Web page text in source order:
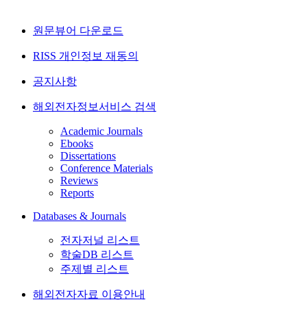
원문뷰어 다운로드
RISS 개인정보 재동의
공지사항
해외전자정보서비스 검색
Academic Journals
Ebooks
Dissertations
Conference Materials
Reviews
Reports
Databases & Journals
전자저널 리스트
학술DB 리스트
주제별 리스트
해외전자자료 이용안내